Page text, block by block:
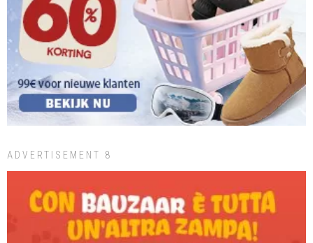
ADVERTISEMENT 8